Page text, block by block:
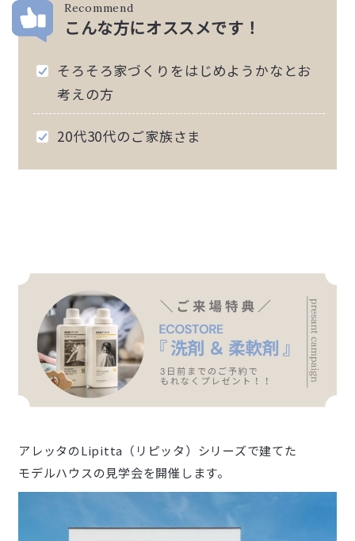
Recommend
こんな方にオススメです！
そろそろ家づくりをはじめようかなとお
考えの方
20代30代のご家族さま
アレッタのLipitta（リピッタ）シリーズで建てた
モデルハウスの見学会を開催します。